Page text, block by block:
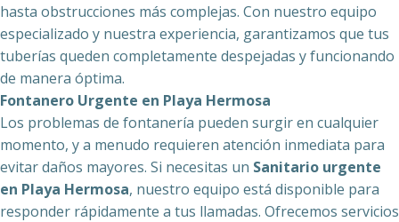
hasta obstrucciones más complejas. Con nuestro equipo
especializado y nuestra experiencia, garantizamos que tus
tuberías queden completamente despejadas y funcionando
de manera óptima.
Fontanero Urgente en Playa Hermosa
Los problemas de fontanería pueden surgir en cualquier
momento, y a menudo requieren atención inmediata para
evitar daños mayores. Si necesitas un Sanitario urgente
en Playa Hermosa, nuestro equipo está disponible para
responder rápidamente a tus llamadas. Ofrecemos servicios